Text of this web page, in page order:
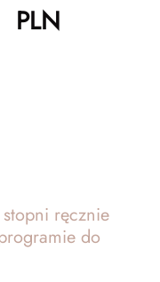
PLN
ręcznie
do